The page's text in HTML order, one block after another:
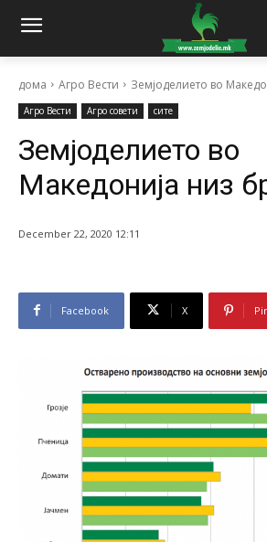
дома Агро Вести Земјоделието во
Агро Вести Агро совети сите
Земјоделието во
Македoнија низ
December 22, 2020 12:11
Facebook X